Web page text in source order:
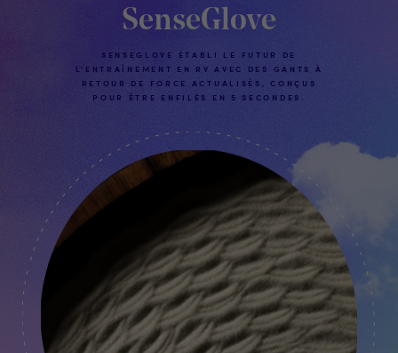
SenseGlove
SENSEGLOVE ÉTABLI LE FUTUR DE
L'ENTRAÎNEMENT EN RV AVEC DES GANTS À
RETOUR DE FORCE ACTUALISÉS, CONÇUS
POUR ÊTRE ENFILÉS EN 5 SECONDES.